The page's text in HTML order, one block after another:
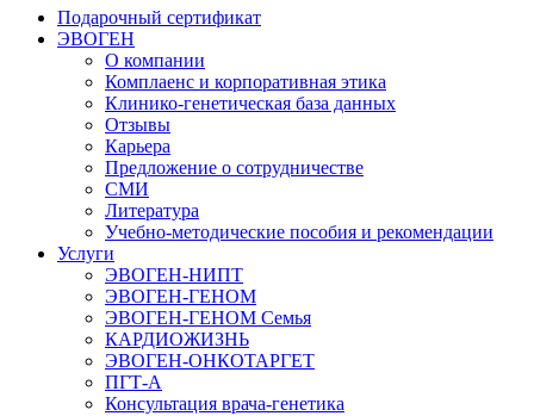
Подарочный сертификат
ЭВОГЕН
О компании
Комплаенс и корпоративная этика
Клинико-генетическая база данных
Отзывы
Карьера
Предложение о сотрудничестве
СМИ
Литература
Учебно-методические пособия и рекомендации
Услуги
ЭВОГЕН-НИПТ
ЭВОГЕН-ГЕНОМ
ЭВОГЕН-ГЕНОМ Семья
КАРДИОЖИЗНЬ
ЭВОГЕН-ОНКОТАРГЕТ
ПГТ-А
Консультация врача-генетика